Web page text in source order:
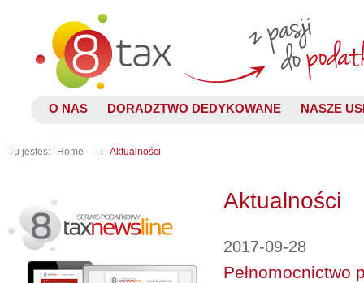
O NAS DORADZTWO DEDYKOWANE NASZE
Tu jestes: Home Aktualności
Aktualności
2017-09-28
Pełnomocnictwo